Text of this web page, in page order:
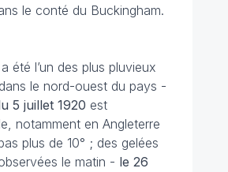
le conté du Buckingham.
a été l’un des plus pluvieux
le nord-ouest du pays -
5 juillet 1920 est
notamment en Angleterre
plus de 10° ; des gelées
le matin - le 26